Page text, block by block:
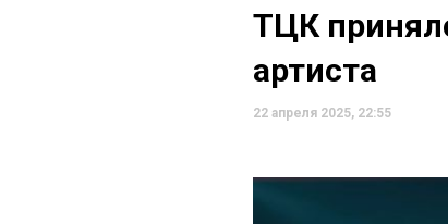
ТЦК
артиста
22 апреля 2025, 22:55